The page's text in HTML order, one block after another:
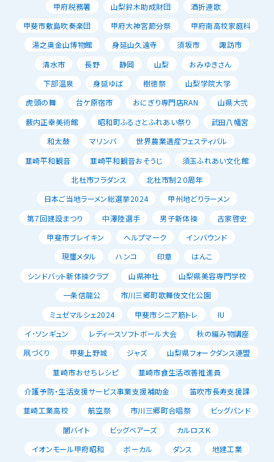
甲府税務署
山梨鈴木助成財団
酒折連歌
甲斐市敷島吹奏楽団
甲府大神宮節分祭
甲府南高校家庭科
湯之奥金山博物館
身延山久遠寺 須坂市
諏訪市
清水市
長野 静岡 山梨
おみゆきさん
下部温泉
身延ゆば 樹徳祭
山梨学院大学
虎頭の舞
台ケ原宿市 おにぎり専門店RAN
山県大弐
薮内正幸美術館
昭和町ふるさとふれあい祭り
武田八幡宮
和太鼓
マリンバ
世界農業遺産フェスティバル
韮崎平和観音
韮崎平和観音おそうじ
須玉ふれあい文化館
北杜市フラダンス
北杜市制２０周年
日本ご当地ラーメン総選挙2024
甲州地どりラーメン
第７回建設まつり
中澤陸選手 男子新体操
古家啓史
甲斐市ブレイキン
ヘルプマーク
インバウンド
現璽メタル
ハンコ 印章
はんこ
シンドバット新体操クラブ
山県神社
山梨県美容専門学校
一条信龍公
市川三郷町歌舞伎文化公園
ミュゼマルシェ2024
甲斐市シニア筋トレ
IU
イ･ソンギュン
レディースソフトボール大会
秋の編み物講座
凧づくり
甲斐上野城 ジャズ
山梨県フォークダンス連盟
韮崎市おせちレシピ
韮崎市食生活改善推進員
介護予防・生活支援サービス事業支援補助金
笛吹市長寿支援課
韮崎工業高校
航空祭 市川三郷町合唱祭
ビッグバンド
闇バイト
ビッグベアーズ
カルロスＫ
イオンモール甲府昭和
ボーカル ダンス
地建工業